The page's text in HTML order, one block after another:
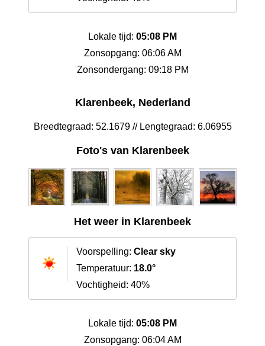
Lokale tijd: 05:08 PM
Zonsopgang: 06:06 AM
Zonsondergang: 09:18 PM
Klarenbeek, Nederland
Breedtegraad: 52.1679 // Lengtegraad: 6.06955
Foto's van Klarenbeek
Het weer in Klarenbeek
Voorspelling: Clear sky
Temperatuur: 18.0°
Vochtigheid: 40%
Lokale tijd: 05:08 PM
Zonsopgang: 06:04 AM